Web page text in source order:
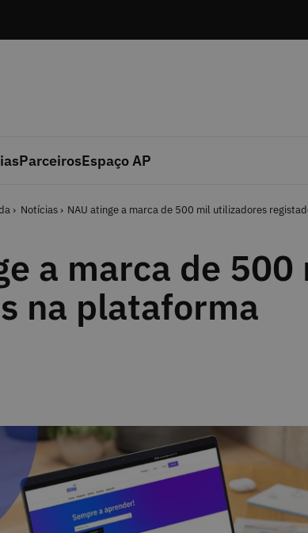
ParceirosEspaço AP
Notícias NAU atinge a marca de 500 mil utilizadores
a marca de
na plataforma